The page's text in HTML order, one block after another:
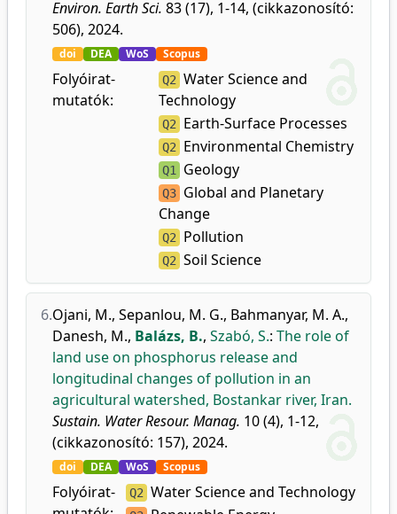
Environ. Earth Sci. 83 (17), 1-14, (cikkazonosító:
506), 2024.
doi DEA WoS Scopus
Folyóirat-
mutatók:
Q2 Water Science and
Technology
Q2 Earth-Surface Processes
Q2 Environmental Chemistry
Q1 Geology
Q3 Global and Planetary
Change
Q2 Pollution
Q2 Soil Science
6.Ojani, M., Sepanlou, M. G., Bahmanyar, M. A.,
Danesh, M., Balázs, B., Szabó, S.: The role of
land use on phosphorus release and
longitudinal changes of pollution in an
agricultural watershed, Bostankar river, Iran.
Sustain. Water Resour. Manag. 10 (4), 1-12,
(cikkazonosító: 157), 2024.
doi DEA WoS Scopus
Folyóirat-
Q2 Water Science and Technology